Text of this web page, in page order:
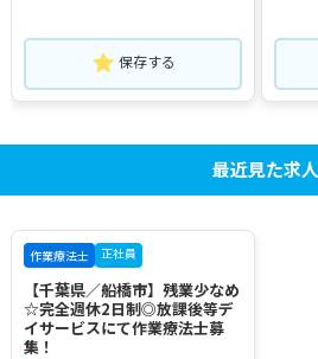
保存する
最近見た求人
作業療法士 正社員
【千葉県／船橋市】残業少なめ
☆完全週休2日制◎放課後等デ
イサービスにて作業療法士募
集！